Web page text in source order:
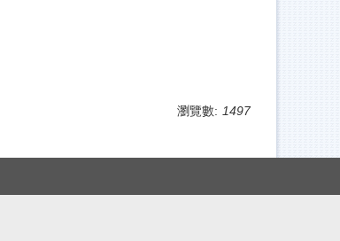
瀏覽數: 1497